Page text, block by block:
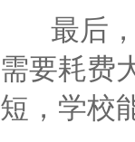
最后，
需要耗费
短，学校